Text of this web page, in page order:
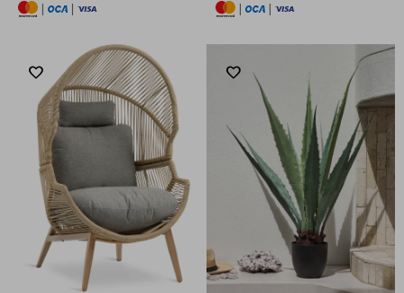
|
|
|
|